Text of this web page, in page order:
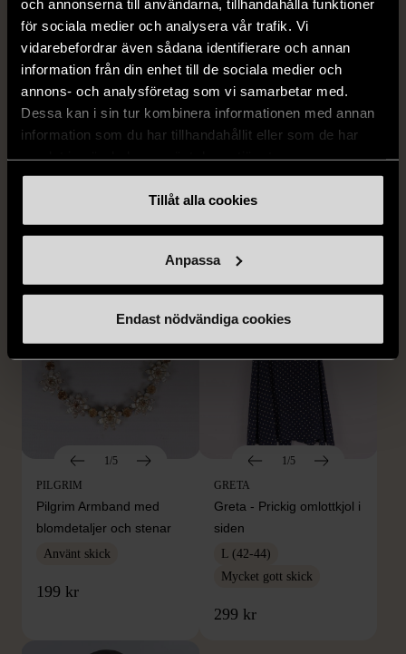
och annonserna till användarna, tillhandahålla funktioner
för sociala medier och analysera vår trafik. Vi
vidarebefordrar även sådana identifierare och annan
information från din enhet till de sociala medier och
annons- och analysföretag som vi samarbetar med.
Dessa kan i sin tur kombinera informationen med annan
information som du har tillhandahållit eller som de har
Tillåt alla cookies
Anpassa
Endast nödvändiga cookies
1/4
1/5
69 kr
1/5
PILGRIM
Pilgrim Armband med
blomdetaljer och stenar
Använt skick
199 kr
1/5
GRETA
Greta - Prickig omlottkjol i
siden
L (42-44)
Mycket gott skick
299 kr